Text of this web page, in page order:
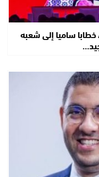
خطابا ساميا إلى شعبه